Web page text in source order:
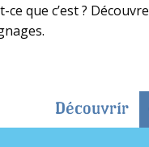
ce que c’est ? Découvre
Découvrir